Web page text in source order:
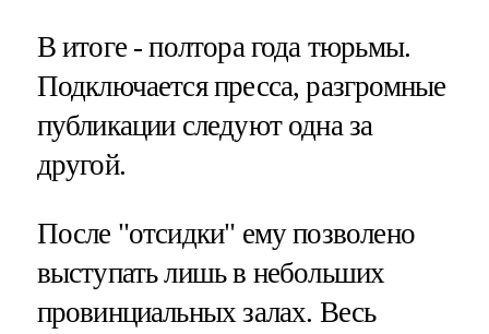
В итоге - полтора года тюрьмы.
Подключается пресса, разгромные
публикации следуют одна за
другой.
После "отсидки" ему позволено
выступать лишь в небольших
провинциальных залах. Весь